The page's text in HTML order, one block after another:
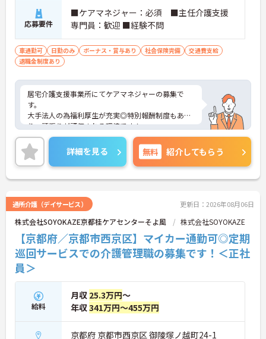
ます
・平日の休暇取得もしやすい体制により、ご自身の
時間やご家族との時間を大切にしながら働き続けら
れます
【特別報酬制度で日々の頑張りが評価につながりま
す】
るため、日々の努力が還元されるやりがいを感じら
れます
【自分らしいスタイルでいきいきと活躍できる環境
です】
・髪色や髪型、ネイルなどが原則自由となっている
ため、個性を大切にしながら働くことができます
・社員一人ひとりの価値観を尊重する社風のもと
で、無理なくご自身らしく働き続けることが期待で
きます
【全国展開の安定基盤と日勤のみの環境で長期的な
・全国367拠点以上を展開する大手グループの運営
により、安定した環境で長く働き続けることができ
ます
・日勤のみの勤務で転勤の心配もないため、地元で
ご家庭と両立しながら長期的な視点でキャリアを築
けます
応募要件
■ケアマネジャー：必須 ■主任介護支援
専門員：歓迎 ■経験不問
車通勤可 日勤のみ ボーナス・賞与あり 社会保険完備
交通費支給
退職金制度あり
居宅介護支援事業所にてケアマネジャーの募集で
す。
大手法人の為福利厚生が充実◎特別報酬制度もあ
り、頑張りが評価される環境です！
リフレッシュ休暇が年間17日とプライベートとの両
立も可能です。
ご興味のある方には、面接対策ポイントなどさらに
詳細をお話いたしますので、お気軽にご相談くださ
い。
詳細を見る 無料 紹介してもらう
通所介護（デイサービス） 更新日：2026年08月06日
株式会社SOYOKAZE京都桂ケアセンターそよ風 株式会社SOYOKAZE
【京都府／京都市西京区】マイカー通勤可◎定期
巡回サービスでの介護管理職の募集です！＜正社
員＞
給料
月収 25.3万円～
年収341万円～455万円
京都府 京都市西京区 御陵塚ノ越町24-1